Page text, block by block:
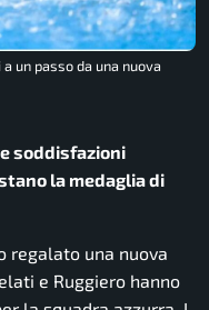
un passo da una nuova
soddisfazioni
la medaglia di
regalato una nuova
e Ruggiero hanno